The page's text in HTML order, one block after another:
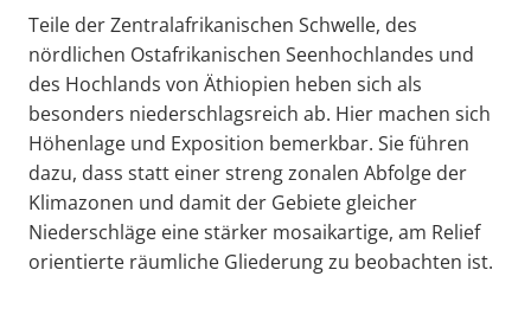
Teile der Zentralafrikanischen Schwelle, des
nördlichen Ostafrikanischen Seenhochlandes und
des Hochlands von Äthiopien heben sich als
besonders niederschlagsreich ab. Hier machen sich
Höhenlage und Exposition bemerkbar. Sie führen
dazu, dass statt einer streng zonalen Abfolge der
Klimazonen und damit der Gebiete gleicher
Niederschläge eine stärker mosaikartige, am Relief
orientierte räumliche Gliederung zu beobachten ist.